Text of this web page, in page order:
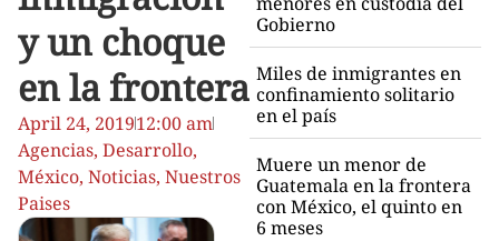
y un choque
en la frontera
April 24, 201912:00 am
Agencias, Desarrollo,
México, Noticias, Nuestros
Paises
Gobierno
Miles de inmigrantes en
confinamiento solitario
en el país
Muere un menor de
Guatemala en la frontera
con México, el quinto en
6 meses